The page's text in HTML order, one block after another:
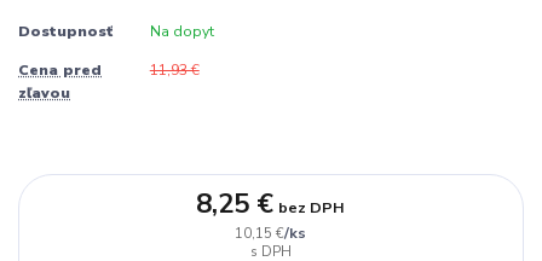
Dostupnosť Na dopyt
Cena pred
zľavou
11,93 €
10,15 €/ks
8,25 € bez DPH